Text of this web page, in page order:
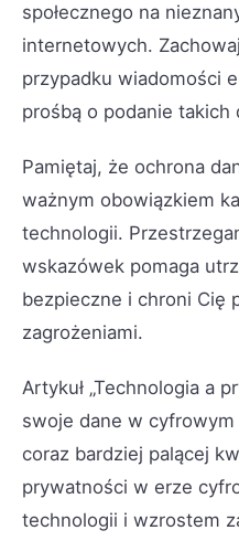
społecznego na
internetowych.
przypadku wiadomości
prośbą o podanie takich
Pamiętaj, że ochrona
ważnym obowiązkiem
technologii.
wskazówek pomaga
bezpieczne i chroni Cię
zagrożeniami.
Artykuł „Technologia a
swoje dane w
coraz bardziej palącej
prywatności w erze
technologii i wzrostem